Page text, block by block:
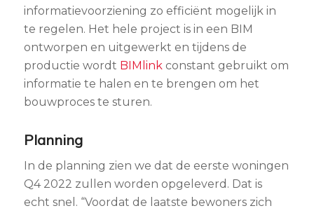
informatievoorziening zo efficiënt mogelijk in
te regelen. Het hele project is in een BIM
ontworpen en uitgewerkt en tijdens de
productie wordt BIMlink constant gebruikt om
informatie te halen en te brengen om het
bouwproces te sturen.
Planning
In de planning zien we dat de eerste woningen
Q4 2022 zullen worden opgeleverd. Dat is
echt snel. “Voordat de laatste bewoners zich